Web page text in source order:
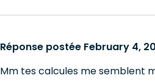
Réponse postée February 4,
Mm tes calcules me semblent